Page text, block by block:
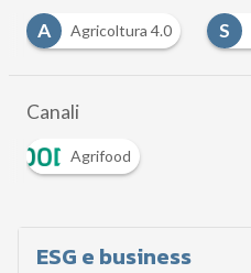
A
Agricoltura 4.0 S
Canali
Agrifood
ESG e business